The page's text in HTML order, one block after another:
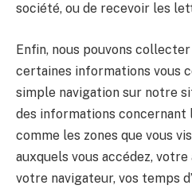
société, ou de recevoir les
Enfin, nous pouvons
certaines informations vous
simple navigation sur notre
des informations concernant
comme les zones que vous
auxquels vous accédez,
votre navigateur, vos temps